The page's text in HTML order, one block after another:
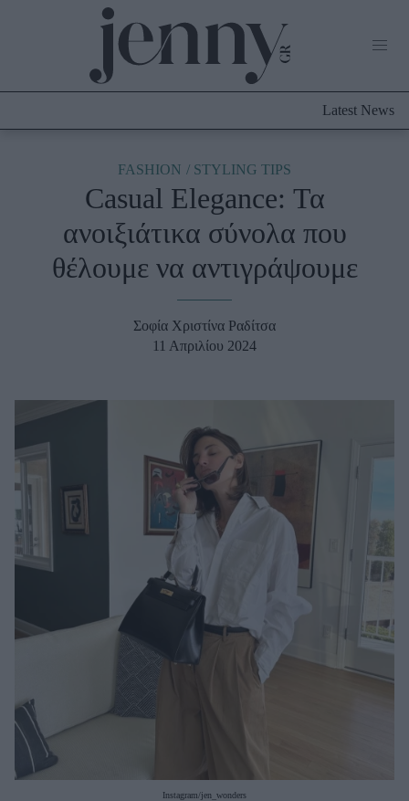
Culture
Shopping
Styling Tips
Beauty - Ομορφιά
Μαλλιά - Νύχια
Μακιγιάζ
Beauty News
Well being
Ψυχολογία
Υγεία + Διατροφή
Woman Power
Working Girl
Real Women
Πρόσωπα
Latest News
FASHION STYLING TIPS
Casual Elegance: Τα
ανοιξιάτικα σύνολα που
θέλουμε να αντιγράψουμε
Σοφία Χριστίνα Ραδίτσα
11 Απριλίου 2024
Instagram/jen_wonders